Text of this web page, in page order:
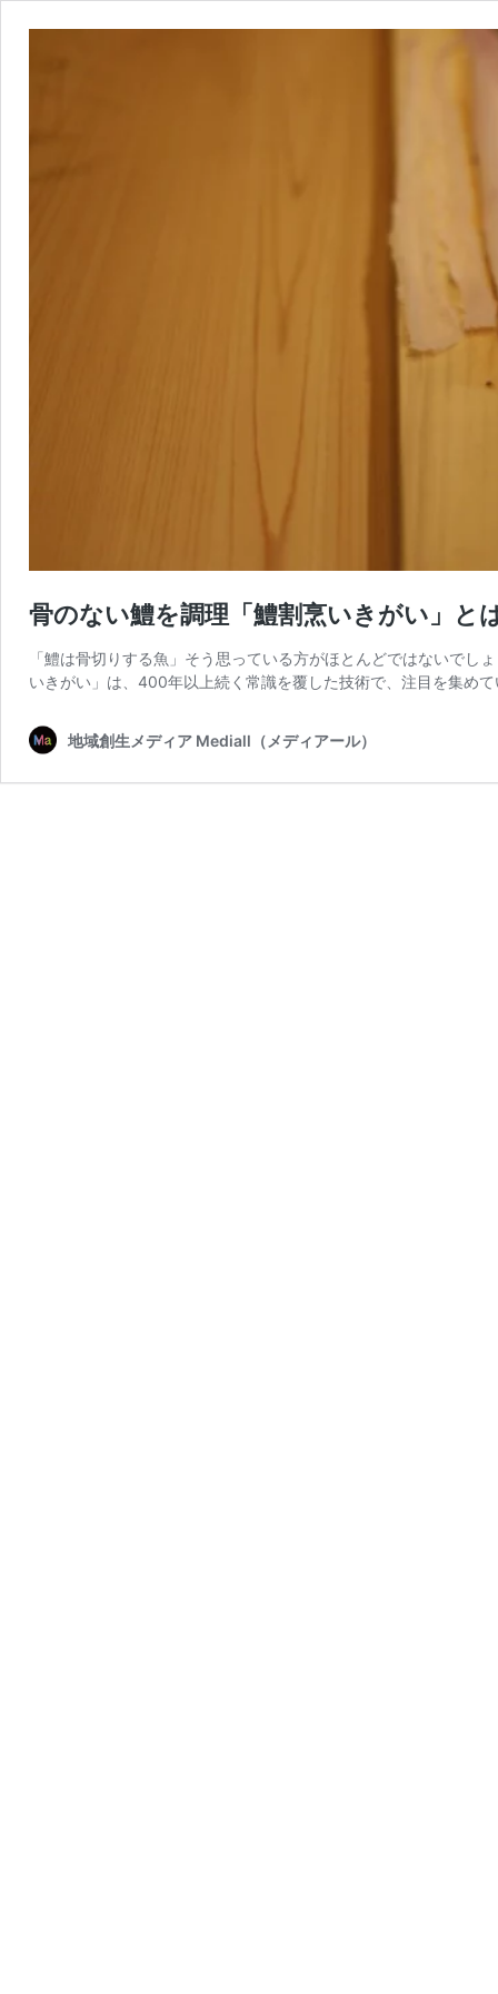
骨のない鱧を調理「鱧割烹いきがい」と
「鱧は骨切りする魚」そう思っている方がほとんどではないで
いきがい」は、400年以上続く常識を覆した技術で、注目を集め
地域創生メディア Mediall（メディアール）